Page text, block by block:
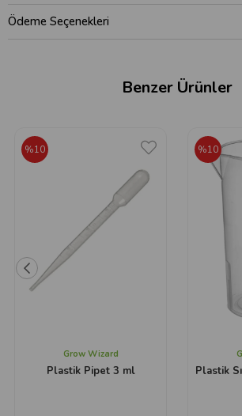
Ödeme Seçenekleri
Benzer Ürünler
Grow Wizard
Plastik Pipet 3 ml
%10
Plastik
%10